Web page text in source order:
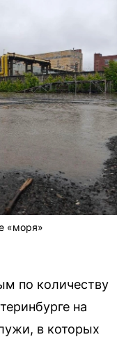
«моря»
по количеству
на
в которых